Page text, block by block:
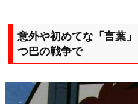
意外や初めてな「言葉
つ巴の戦争で